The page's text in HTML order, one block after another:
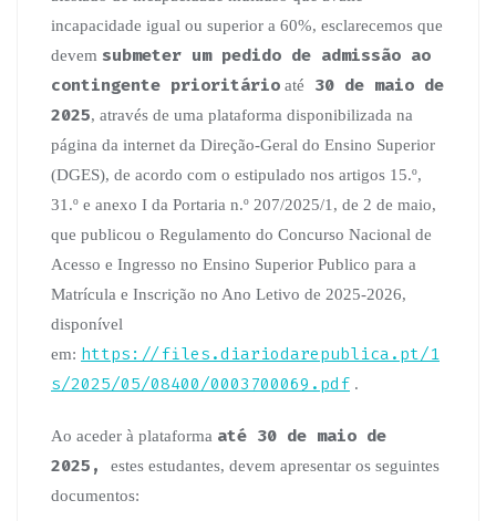
incapacidade igual ou superior a 60%, esclarecemos que
devem submeter um pedido de admissão ao
contingente prioritário até
30 de maio de
2025, através de uma plataforma disponibilizada na
página da internet da Direção-Geral do Ensino Superior
(DGES), de acordo com o estipulado nos artigos 15.º,
31.º e anexo I da Portaria n.º 207/2025/1, de 2 de maio,
que publicou o Regulamento do Concurso Nacional de
Acesso e Ingresso no Ensino Superior Publico para a
Matrícula e Inscrição no Ano Letivo de 2025-2026,
disponível
em: https://files.diariodarepublica.pt/1
s/2025/05/08400/0003700069.pdf .
Ao aceder à plataforma até 30 de maio de
2025,
estes estudantes, devem apresentar os seguintes
documentos: